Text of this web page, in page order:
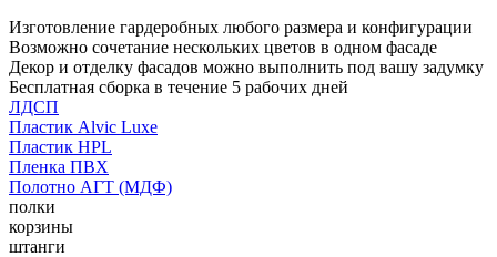
Изготовление гардеробных любого размера и конфигурации
Возможно сочетание нескольких цветов в одном фасаде
Декор и отделку фасадов можно выполнить под вашу задумку
Бесплатная сборка в течение 5 рабочих дней
ЛДСП
Пластик Alvic Luxe
Пластик HPL
Пленка ПВХ
Полотно АГТ (МДФ)
полки
корзины
штанги